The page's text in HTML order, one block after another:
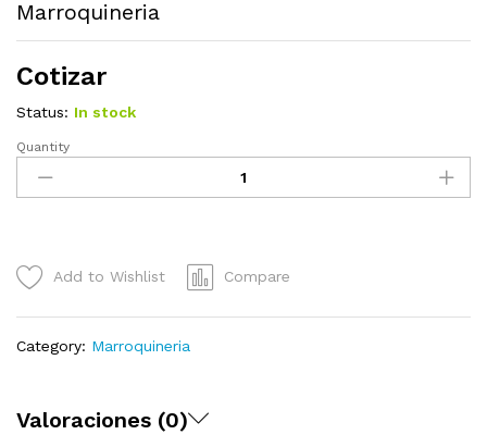
Marroquineria
Cotizar
Status: In stock
Marroquineria
quantity
Quantity
Add to Wishlist Compare
Category: Marroquineria
Valoraciones (0)